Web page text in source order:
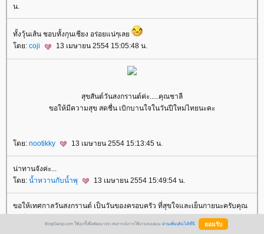
น.
ทั้งวุ้นเส้น ชอบทั้งกุนเชียง อร่อยแน่ๆเล
ดย: coji 13 เมษายน 2554 15:05:48 น.
สุขสันต์วันสงกรานต์ค่ะ.....คุณชาลี
ขอให้มีความสุข สดชื่น เบิกบานใจในวันปีใหม่ไทยนะคะ
ดย: nootikky 13 เมษายน 2554 15:13:45 น.
น่าทานจังค่ะ...
ดย: น้ำหวานกับน้ำพุ 13 เมษายน 2554 15:49:54 น.
ขอให้เทศกาลวันสงกรานต์ เป็นวันของครอบครัว ที่สุขใจและเย็นกายนะครับคุณ
BlogGang.com ใช้คุกกี้เพื่อพัฒนาประสบการณ์การใช้งานของคุณ อ่านเพิ่มเติมได้ที่นี่